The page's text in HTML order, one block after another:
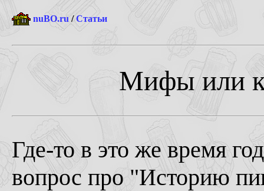
nuBO.ru /Статьи
Мифы или
Где-то в это же время
вопрос про "Историю